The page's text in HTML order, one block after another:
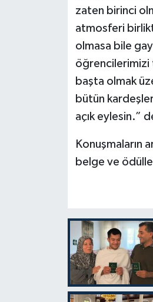
zaten birinci
atmosferi
olmasa bile
öğrencilerimizi
başta olmak
bütün
açık eylesin.”
Konuşmaların
belge ve
Muş Müftülüğü
Niğde Müftülüğü
Ordu Müftülüğü
Rize Müftülüğü
Samsun Müftülüğü
Siirt Müftülüğü
Sinop Müftülüğü